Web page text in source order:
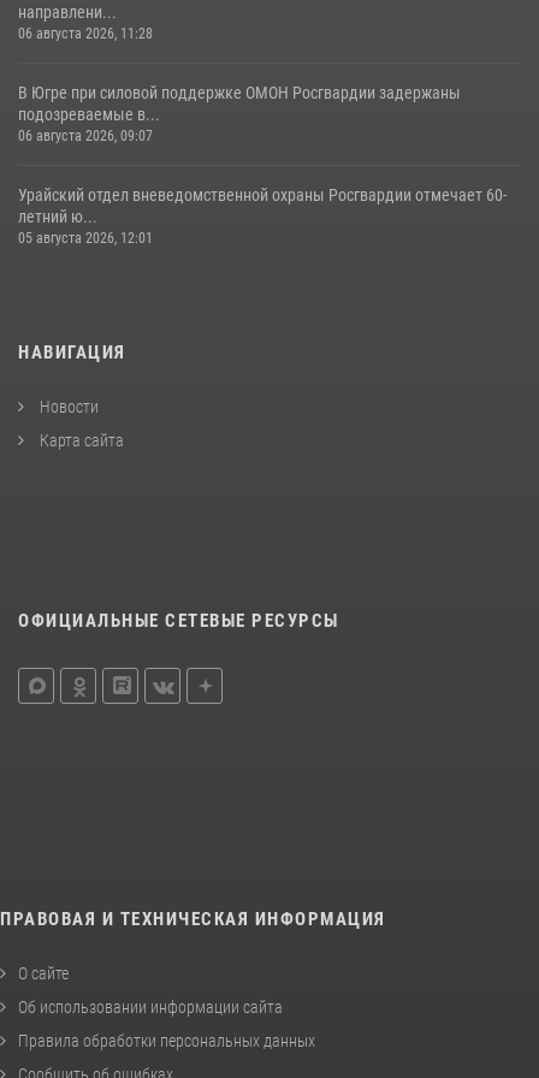
направлени...
06 августа 2026, 11:28
В Югре при силовой поддержке ОМОН Росгвардии задержаны
подозреваемые в...
06 августа 2026, 09:07
Урайский отдел вневедомственной охраны Росгвардии отмечает 60-
летний ю...
05 августа 2026, 12:01
НАВИГАЦИЯ
Новости
Карта сайта
ОФИЦИАЛЬНЫЕ СЕТЕВЫЕ РЕСУРСЫ
ПРАВОВАЯ И ТЕХНИЧЕСКАЯ ИНФОРМАЦИЯ
О сайте
Об использовании информации сайта
Правила обработки персональных данных
Сообщить об ошибках